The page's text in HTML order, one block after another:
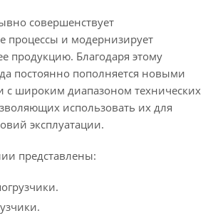
совершенствует
процессы и модернизирует
продукцию. Благодаря этому
постоянно пополняется новыми
с широким диапазоном технических
использовать их для
эксплуатации.
представлены: